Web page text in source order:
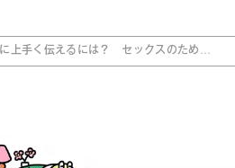
上手く伝えるには？ セックスのための